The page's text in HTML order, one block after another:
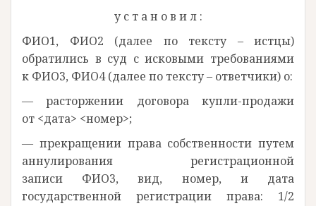
у с т а н о в и л :
ФИО1, ФИО2 (далее по тексту – истцы)
обратились в суд с исковыми требованиями
к ФИО3, ФИО4 (далее по тексту – ответчики) о:
— расторжении договора купли-продажи
от <дата> <номер>;
— прекращении права собственности путем
аннулирования регистрационной
записи ФИО3, вид, номер, и дата
государственной регистрации права: 1/2